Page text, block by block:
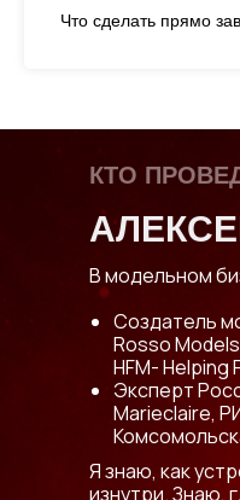
Что сделать прямо
В модельном
Создатель
Rosso
HFM- Helping
Эксперт
Marieclaire,
Я знаю, как
изнутри. Знаю,
КТО